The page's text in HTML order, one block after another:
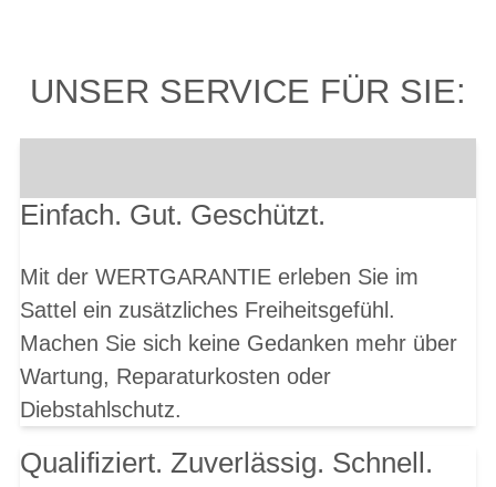
UNSER SERVICE FÜR SIE:
Einfach. Gut. Geschützt.
Mit der WERTGARANTIE erleben Sie im
Sattel ein zusätzliches Freiheitsgefühl.
Machen Sie sich keine Gedanken mehr über
Wartung, Reparaturkosten oder
Diebstahlschutz.
Qualifiziert. Zuverlässig. Schnell.